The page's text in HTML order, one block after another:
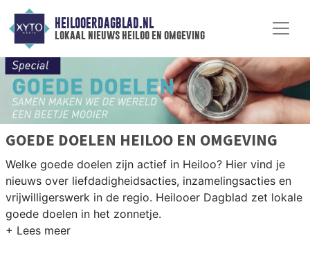
HEILOOERDAGBLAD.NL
lokaal nieuws heiloo en omgeving
GOEDE DOELEN HEILOO EN OMGEVING
Welke goede doelen zijn actief in Heiloo? Hier vind je
nieuws over liefdadigheidsacties, inzamelingsacties en
vrijwilligerswerk in de regio. Heilooer Dagblad zet lokale
goede doelen in het zonnetje.